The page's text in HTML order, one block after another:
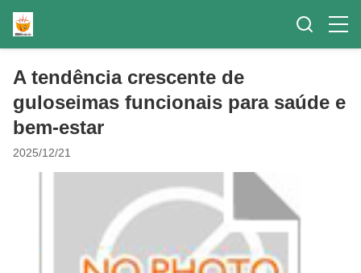
A tendência crescente de
guloseimas funcionais para saúde e
bem-estar
2025/12/21